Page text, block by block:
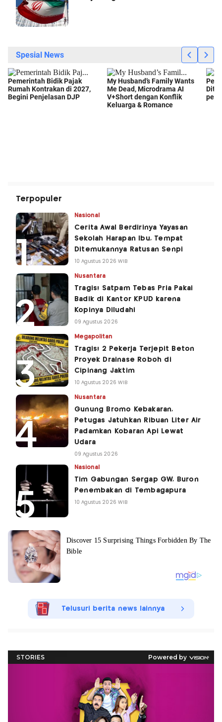
Terpopuler
Nasional
Cerita Awal Berdirinya Yayasan
Sekolah Harapan Ibu, Tempat
Ditemukannya Ratusan Senpi
10 Agustus 2026 WIB
Nusantara
Tragis! Satpam Tebas Pria Pakai
Badik di Kantor KPUD karena
Kopinya Diludahi
09 Agustus 2026
Megapolitan
Tragis! 2 Pekerja Terjepit Beton
Proyek Drainase Roboh di
Cipinang Jaktim
10 Agustus 2026 WIB
Nusantara
Gunung Bromo Kebakaran,
Petugas Jatuhkan Ribuan Liter Air
Padamkan Kobaran Api Lewat
Udara
09 Agustus 2026
Nasional
Tim Gabungan Sergap GW, Buron
Penembakan di Tembagapura
10 Agustus 2026 WIB
Telusuri berita news lainnya